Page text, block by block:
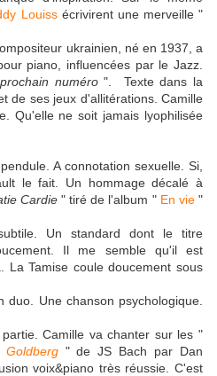
Louissécrivirent une merveille "
ukrainien, né en 1937, a
piano, influencées par le Jazz.
numéro". Texte dans la
de ses jeux d'allitérations. Camille
Qu'elle ne soit jamais lyophilisée
A connotation sexuelle. Si,
le fait. Un hommage décalé à
Cardie" tiré de l'album " En vie"
Un standard dont le titre
Il me semble qu'il est
La Tamise coule doucement sous
duo. Une chanson psychologique.
Camille va chanter sur les "
Goldberg" de JS Bach par Dan
voix&piano très réussie. C'est